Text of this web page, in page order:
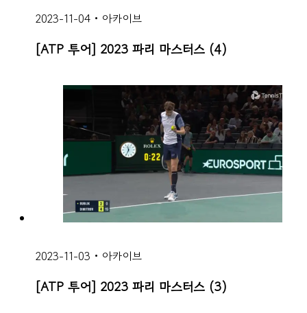
2023-11-04 • 아카이브
[ATP 투어] 2023 파리 마스터스 (4)
2023-11-03 • 아카이브
[ATP 투어] 2023 파리 마스터스 (3)